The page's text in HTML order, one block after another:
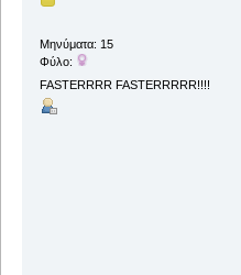
Μηνύματα: 15
Φύλο:
FASTERRRR FASTERRRRR!!!!